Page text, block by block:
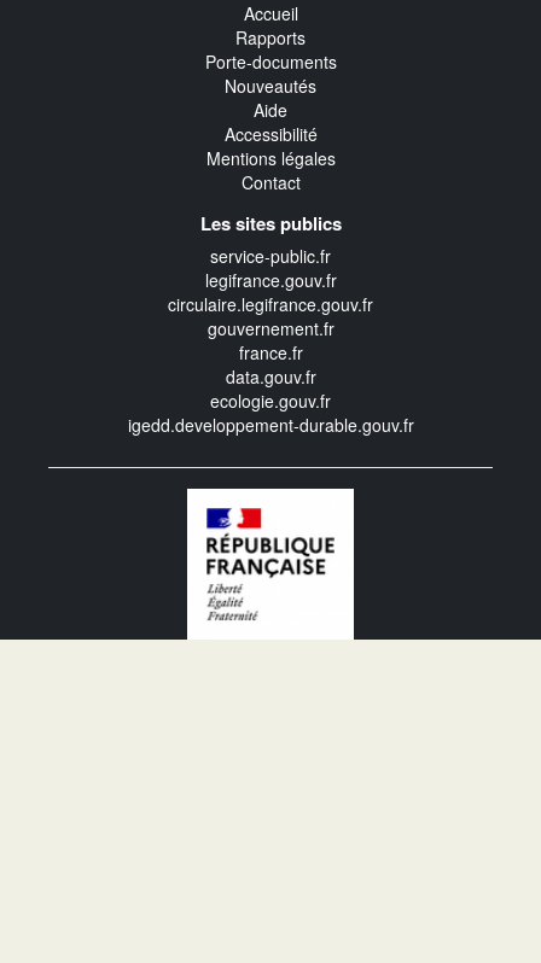
Accueil
Rapports
Porte-documents
Nouveautés
Aide
Accessibilité
Mentions légales
Contact
Les sites publics
service-public.fr
legifrance.gouv.fr
circulaire.legifrance.gouv.fr
gouvernement.fr
france.fr
data.gouv.fr
ecologie.gouv.fr
igedd.developpement-durable.gouv.fr